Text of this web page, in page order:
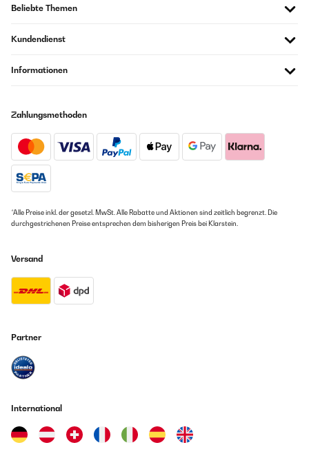
Beliebte Themen
Kundendienst
Informationen
Zahlungsmethoden
*Alle Preise inkl. der gesetzl. MwSt. Alle Rabatte und Aktionen sind zeitlich begrenzt. Die
durchgestrichenen Preise entsprechen dem bisherigen Preis bei Klarstein.
Versand
Partner
International